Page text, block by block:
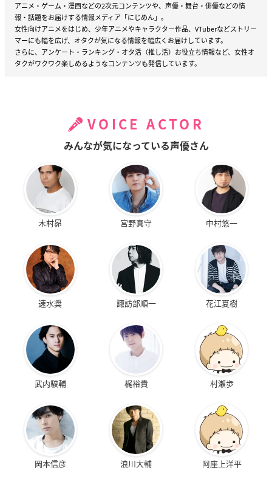
アニメ・ゲーム・漫画などの2次元コンテンツや、声優・舞台・俳優などの情
報・話題をお届けする情報メディア「にじめん」。
女性向けアニメをはじめ、少年アニメやキャラクター作品、VTuberなどストリー
マーにも幅を広げ、オタクが気になる情報を幅広くお届けしています。
さらに、アンケート・ランキング・オタ活（推し活）お役立ち情報など、女性オ
タクがワクワク楽しめるようなコンテンツも発信しています。
VOICE ACTOR
みんなが気になっている声優さん
木村昴 宮野真守 中村悠一
速水奨 諏訪部順一 花江夏樹
武内駿輔 梶裕貴 村瀬歩
岡本信彦 浪川大輔 阿座上洋平